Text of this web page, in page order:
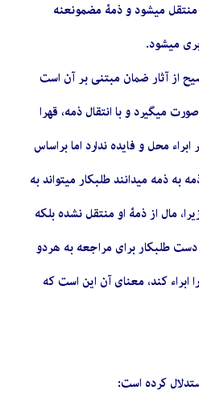
می­شود و ذمۀ مضمون­عنه
می­شود.
از آثار ضمان مبتنی بر آن است
می­گیرد و با انتقال ذمه، قهرا
محل و فایده ندارد اما براساس
به ذمه می­دانند طلبکار می­تواند به
مال از ذمۀ او منتقل نشده بلکه
دست طلبکار برای مراجعه به هردو
ابراء کند، معنای آن این است که
کرده است: